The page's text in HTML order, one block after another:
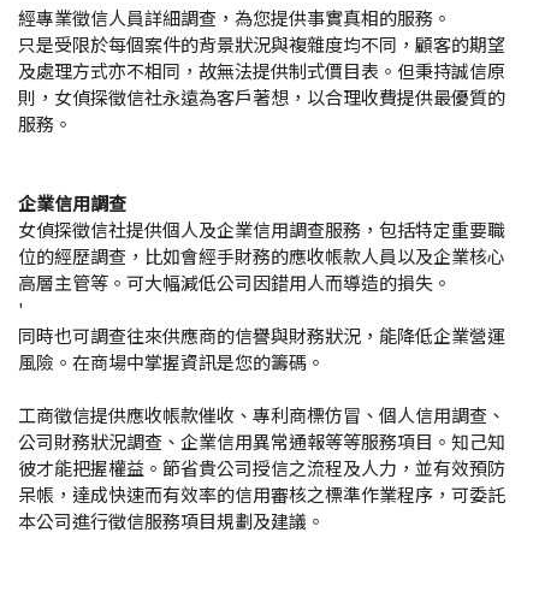
經專業徵信人員詳細調查，為您提供事實真相的服務。
只是受限於每個案件的背景狀況與複雜度均不同，顧客的期望
及處理方式亦不相同，故無法提供制式價目表。但秉持誠信原
則，女偵探徵信社永遠為客戶著想，以合理收費提供最優質的
服務。
企業信用調查
女偵探徵信社提供個人及企業信用調查服務，包括特定重要職
位的經歷調查，比如會經手財務的應收帳款人員以及企業核心
高層主管等。可大幅減低公司因錯用人而導造的損失。
'
同時也可調查往來供應商的信譽與財務狀況，能降低企業營運
風險。 在商場中掌握資訊是您的籌碼。
工商徵信提供應收帳款催收、專利商標仿冒、個人信用調查、
公司財務狀況調查、企業信用異常通報等等服務項目。知己知
彼才能把握權益。節省貴公司授信之流程及人力，並有效預防
呆帳，達成快速而有效率的信用審核之標準作業程序，可委託
本公司進行徵信服務項目規劃及建議。